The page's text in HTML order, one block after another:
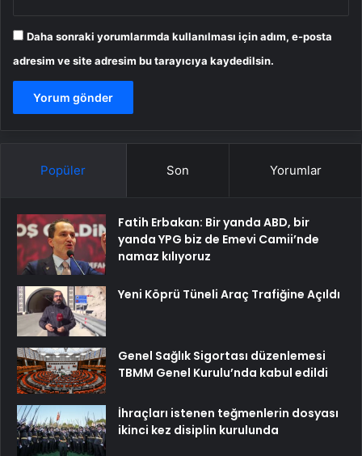
Daha sonraki yorumlarımda kullanılması için adım, e-posta
adresim ve site adresim bu tarayıcıya kaydedilsin.
Popüler Son Yorumlar
Fatih Erbakan: Bir yanda ABD, bir
yanda YPG biz de Emevi Camii’nde
namaz kılıyoruz
Yeni Köprü Tüneli Araç Trafiğine Açıldı
Genel Sağlık Sigortası düzenlemesi
TBMM Genel Kurulu’nda kabul edildi
İhraçları istenen teğmenlerin dosyası
ikinci kez disiplin kurulunda